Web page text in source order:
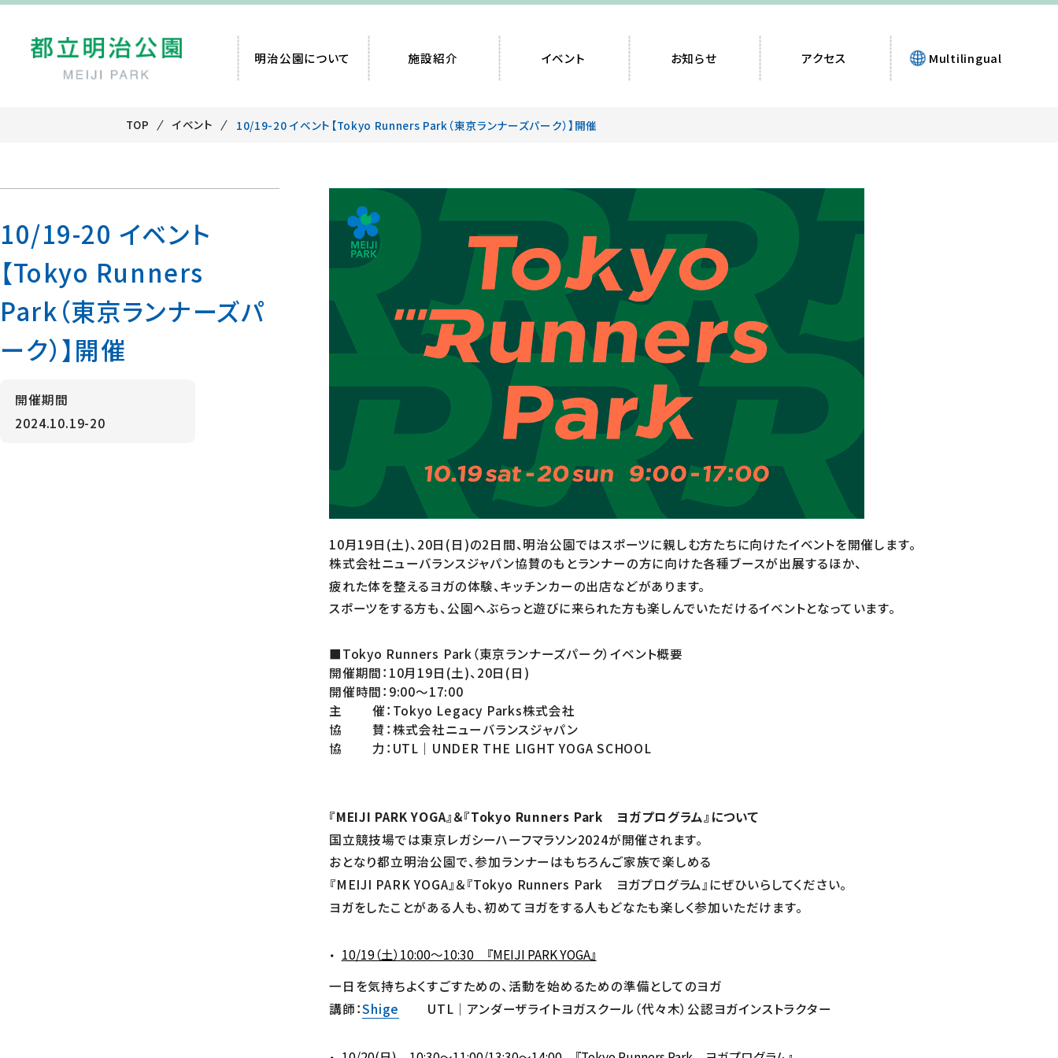
明治公園について 施設紹介 イベント お知らせ アクセス Multilingual
TOP イベント 10/19-20 イベント【Tokyo Runners Park（東京ランナーズパーク）】開催
10月19日(土)、20日(日)の2日間、明治公園ではスポーツに親しむ方たちに向けたイベントを開催します。
株式会社ニューバランスジャパン協賛のもとランナーの方に向けた各種ブースが出展するほか、
疲れた体を整えるヨガの体験、キッチンカーの出店などがあります。
スポーツをする方も、公園へぶらっと遊びに来られた方も楽しんでいただけるイベントとなっています。
■Tokyo Runners Park（東京ランナーズパーク）イベント概要
開催期間：10月19日(土)、20日(日)
開催時間：9:00～17:00
主 催：Tokyo Legacy Parks株式会社
協 賛：株式会社ニューバランスジャパン
協 力：UTL｜UNDER THE LIGHT YOGA SCHOOL
『MEIJI PARK YOGA』＆『Tokyo Runners Park ヨガプログラム』について
国立競技場では東京レガシーハーフマラソン2024が開催されます。
おとなり都立明治公園で、参加ランナーはもちろんご家族で楽しめる
『MEIJI PARK YOGA』＆『Tokyo Runners Park ヨガプログラム』にぜひいらしてください。
ヨガをしたことがある人も、初めてヨガをする人もどなたも楽しく参加いただけます。
10/19（土）10:00～10:30 『MEIJI PARK YOGA』
一日を気持ちよくすごすための、活動を始めるための準備としてのヨガ
講師：Shige UTL｜アンダーザライトヨガスクール（代々木）公認ヨガインストラクター
10/19-20 イベント
【Tokyo Runners
Park（東京ランナーズパ
ーク）】開催
開催期間
2024.10.19-20